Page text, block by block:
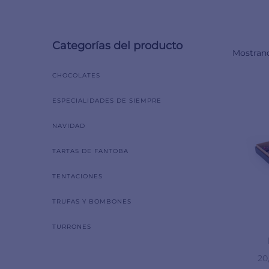
Categorías del producto
CHOCOLATES
ESPECIALIDADES DE SIEMPRE
NAVIDAD
TARTAS DE FANTOBA
TENTACIONES
TRUFAS Y BOMBONES
TURRONES